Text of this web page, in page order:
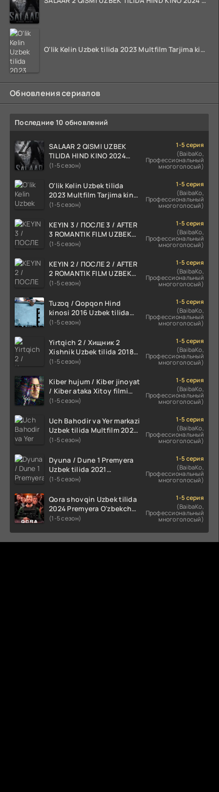
O'lik Kelin Uzbek tilida 2023 Multfilm Tarjima kino skachat
Обновления сериалов
Последние 10 обновлений
SALAAR 2 QISMI UZBEK
TILIDA HIND KINO 2024
TARJIMA 720p HD Skachat
(1-5 сезон)
1-5 серия
(BaibaKo,
Профессиональный
многоголосый)
O'lik Kelin Uzbek tilida
2023 Multfilm Tarjima kino
skachat
(1-5 сезон)
1-5 серия
(BaibaKo,
Профессиональный
многоголосый)
KEYIN 3 / ПОСЛЕ 3 / AFTER
3 ROMANTIK FILM UZBEK
TILIDA 2021 TARJIMA FILM
(1-5 сезон)
1-5 серия
(BaibaKo,
Профессиональный
многоголосый)
KEYIN 2 / ПОСЛЕ 2 / AFTER
2 ROMANTIK FILM UZBEK
TILIDA 2020 TARJIMA FILM
(1-5 сезон)
1-5 серия
(BaibaKo,
Профессиональный
многоголосый)
Tuzoq / Qopqon Hind
kinosi 2016 Uzbek tilida
tarjima film HD
(1-5 сезон)
1-5 серия
(BaibaKo,
Профессиональный
многоголосый)
Yirtqich 2 / Хищник 2
Xishnik Uzbek tilida 2018-
2024 O'zbekcha tarjima
(1-5 сезон)
1-5 серия
(BaibaKo,
Профессиональный
многоголосый)
Kiber hujum / Kiber jinoyat
/ Kiber ataka Xitoy filmi
Uzbek tilida O'zbekcha
HD skachat
(1-5 сезон)
1-5 серия
(BaibaKo,
Профессиональный
многоголосый)
Uch Bahodir va Yer markazi
Uzbek tilida Multfilm 2025
tarjima HD skachat
(1-5 сезон)
1-5 серия
(BaibaKo,
Профессиональный
многоголосый)
Dyuna / Dune 1 Premyera
Uzbek tilida 2021
O'zbekcha tarjima kino HD
(1-5 сезон)
1-5 серия
(BaibaKo,
Профессиональный
многоголосый)
Qora shovqin Uzbek tilida
2024 Premyera O'zbekcha
tarjima kino HD skachat
(1-5 сезон)
1-5 серия
(BaibaKo,
Профессиональный
многоголосый)